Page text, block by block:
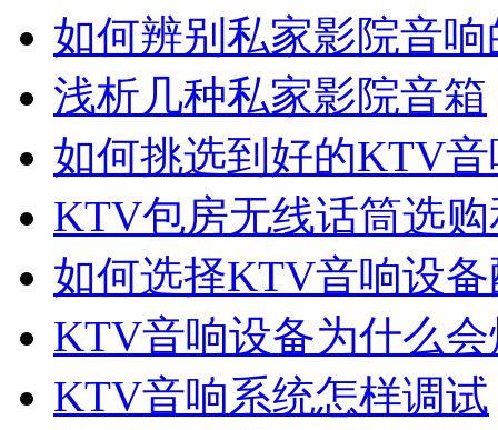
如何辨别私家影院音
浅析几种私家影院音箱
如何挑选到好的KTV
KTV包房无线话筒选
如何选择KTV音响设
KTV音响设备为什么
KTV音响系统怎样调试